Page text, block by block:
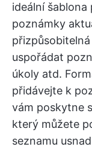
ideální
poznámky
uspořádat
úkoly atd.
přidávejte k
vám poskytne
který můžete
seznamu